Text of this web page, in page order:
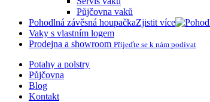
Půjčovna vaků
Pohodlná závěsná houpačkaZjistit více
Vaky s vlastním logem
Prodejna a showroom Přijeďte se k nám podívat
Potahy a polstry
Půjčovna
Blog
Kontakt